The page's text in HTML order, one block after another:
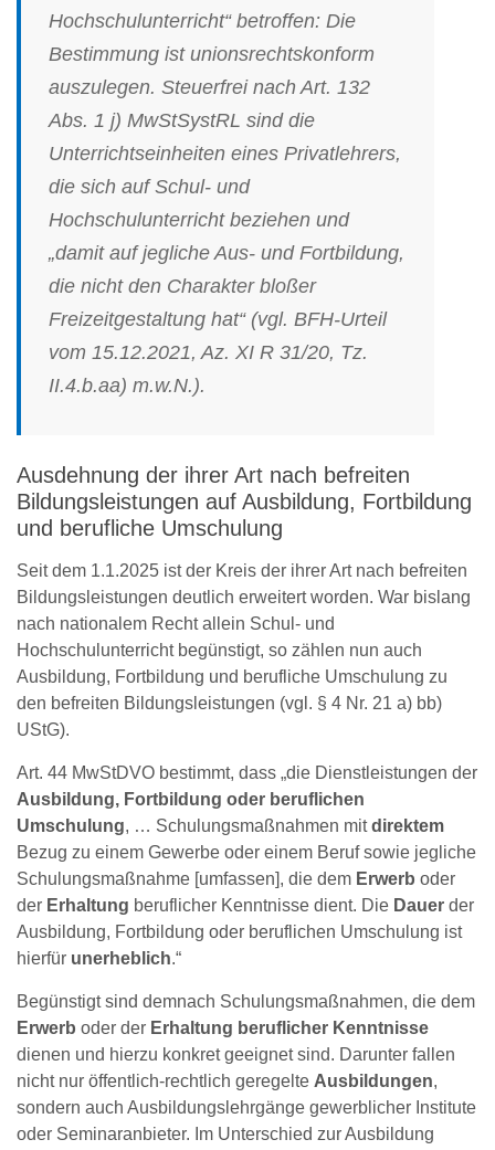
Hochschulunterricht“ betroffen: Die
Bestimmung ist unionsrechtskonform
auszulegen. Steuerfrei nach Art. 132
Abs. 1 j) MwStSystRL sind die
Unterrichtseinheiten eines Privatlehrers,
die sich auf Schul- und
Hochschulunterricht beziehen und
„damit auf jegliche Aus- und Fortbildung,
die nicht den Charakter bloßer
Freizeitgestaltung hat“ (vgl. BFH-Urteil
vom 15.12.2021, Az. XI R 31/20, Tz.
II.4.b.aa) m.w.N.).
Ausdehnung der ihrer Art nach befreiten
Bildungsleistungen auf Ausbildung, Fortbildung
und berufliche Umschulung
Seit dem 1.1.2025 ist der Kreis der ihrer Art nach befreiten
Bildungsleistungen deutlich erweitert worden. War bislang
nach nationalem Recht allein Schul- und
Hochschulunterricht begünstigt, so zählen nun auch
Ausbildung, Fortbildung und berufliche Umschulung zu
den befreiten Bildungsleistungen (vgl. § 4 Nr. 21 a) bb)
UStG).
Art. 44 MwStDVO bestimmt, dass „die Dienstleistungen der
Ausbildung, Fortbildung oder beruflichen
Umschulung, … Schulungsmaßnahmen mitdirektem
Bezug zu einem Gewerbe oder einem Beruf sowie jegliche
Schulungsmaßnahme [umfassen], die dem Erwerb oder
der Erhaltung beruflicher Kenntnisse dient. Die Dauer der
Ausbildung, Fortbildung oder beruflichen Umschulung ist
hierfür unerheblich.“
Begünstigt sind demnach Schulungsmaßnahmen, die dem
Erwerb oder der Erhaltung beruflicher Kenntnisse
dienen und hierzu konkret geeignet sind. Darunter fallen
nicht nur öffentlich-rechtlich geregelte Ausbildungen,
sondern auch Ausbildungslehrgänge gewerblicher Institute
oder Seminaranbieter. Im Unterschied zur Ausbildung